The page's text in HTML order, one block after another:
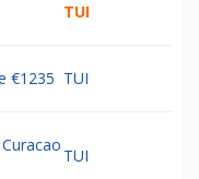
TUI
€1235 TUI
TUI